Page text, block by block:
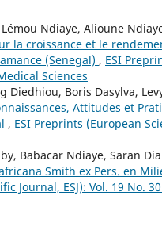
Ndiaye, Alioune
la croissance et le
(Senegal) , ESI
Sciences
Diedhiou, Boris Dasylva,
Attitudes et
, ESI Preprints (European
Babacar Ndiaye, Saran
Smith ex Pers. en
Journal, ESJ): Vol. 19 No. 30